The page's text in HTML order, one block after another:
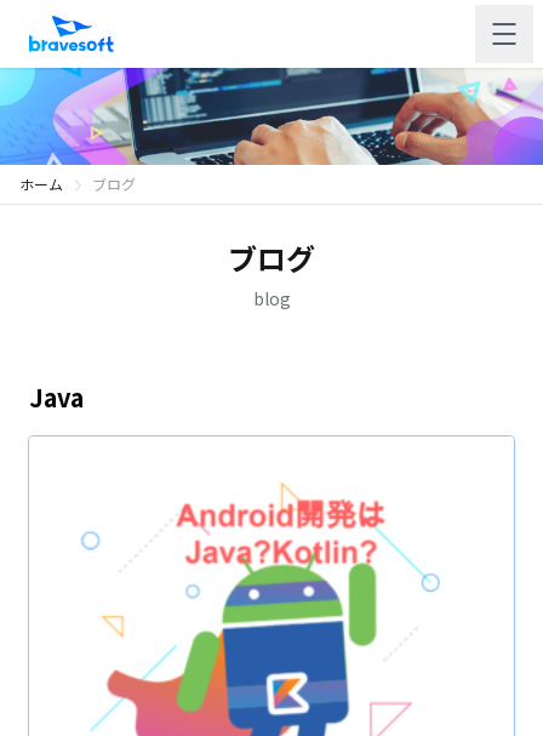
ホーム ブログ
ブログ
blog
Java